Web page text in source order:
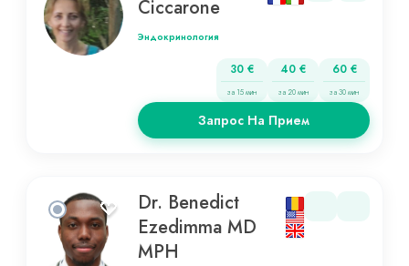
Ciccarone
Эндокринология
30 €
за 15 мин
40 €
за 20 мин
60 €
за 30 мин
Запрос На Прием
Dr. Benedict
Ezedimma MD
MPH